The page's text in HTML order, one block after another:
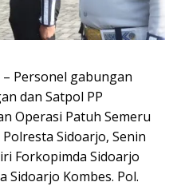
Personel gabungan
dan Satpol PP
Operasi Patuh Semeru
Sidoarjo, Senin
Forkopimda Sidoarjo
Kombes. Pol.